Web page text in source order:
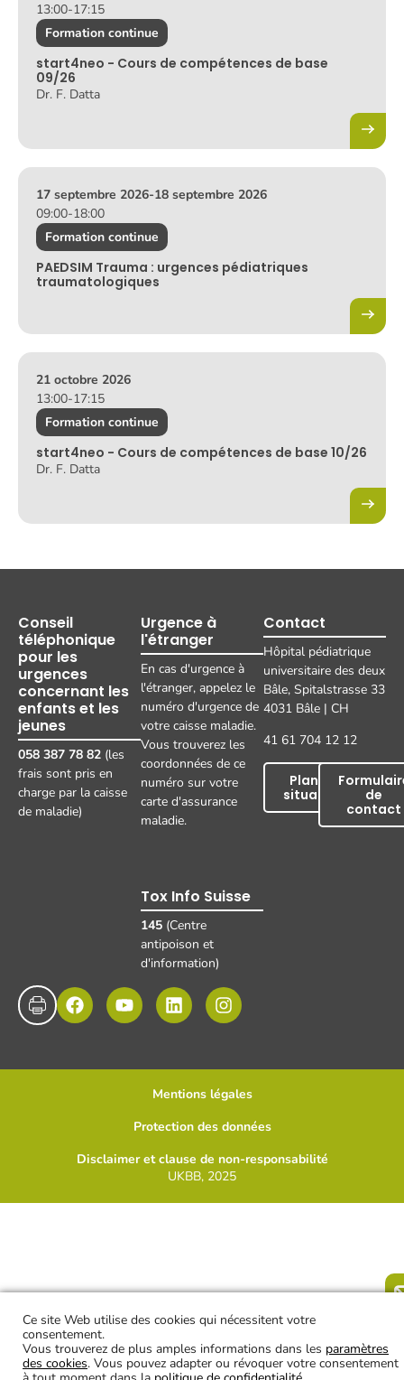
13:00-17:15
Formation continue
start4neo - Cours de compétences de base
09/26
Dr. F. Datta
17 septembre 2026-18 septembre 2026
09:00-18:00
Formation continue
PAEDSIM Trauma : urgences pédiatriques
traumatologiques
21 octobre 2026
13:00-17:15
Formation continue
start4neo - Cours de compétences de base 10/26
Dr. F. Datta
Conseil
téléphonique
pour les
urgences
concernant les
enfants et les
jeunes
058 387 78 82 (les
frais sont pris en
charge par la caisse
de maladie)
Urgence à
l'étranger
En cas d'urgence à
l'étranger, appelez le
numéro d'urgence de
votre caisse maladie.
Vous trouverez les
coordonnées de ce
numéro sur votre
carte d'assurance
maladie.
Tox Info Suisse
145 (Centre
antipoison et
d'information)
Contact
Hôpital pédiatrique
universitaire des deux
Bâle, Spitalstrasse 33
4031 Bâle | CH
41 61 704 12 12
Plan de
situation
de
contact
UKBB, 2025
Mentions légales
Protection des données
Disclaimer et clause de non-responsabilité